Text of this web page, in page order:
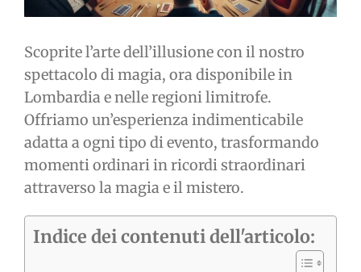
Scoprite l’arte dell’illusione con il nostro
spettacolo di magia, ora disponibile in
Lombardia e nelle regioni limitrofe.
Offriamo un’esperienza indimenticabile
adatta a ogni tipo di evento, trasformando
momenti ordinari in ricordi straordinari
attraverso la magia e il mistero.
Indice dei contenuti dell'articolo: